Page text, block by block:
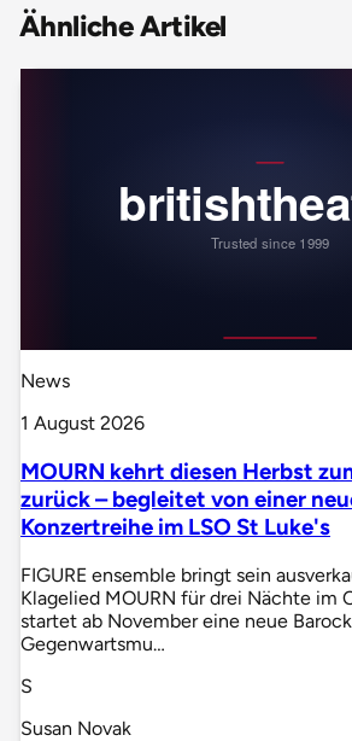
Ähnliche Artikel
News
1 August 2026
MOURN kehrt diesen Herbst
zurück – begleitet von einer
Konzertreihe im LSO St Luke's
FIGURE ensemble bringt sein
Klagelied MOURN für drei Nächte im
startet ab November eine neue
Gegenwartsmu…
S
Susan Novak